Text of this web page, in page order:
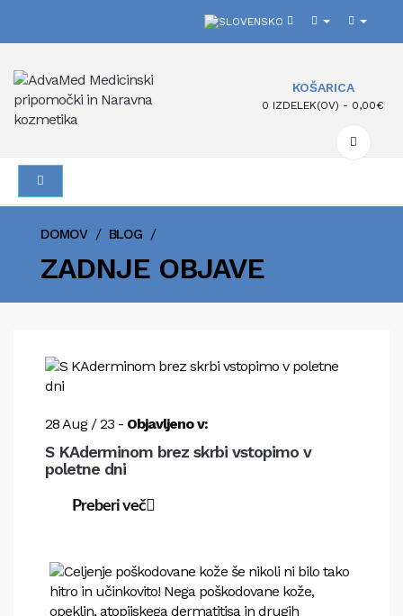
KOŠARICA
0 IZDELEK(OV) - 0,00€
DOMOV / BLOG /
ZADNJE OBJAVE
28 Aug/23 - Objavljeno v:
S KAderminom brez skrbi vstopimo v
poletne dni
Preberi več